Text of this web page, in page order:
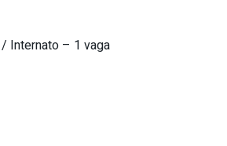
Internato – 1 vaga